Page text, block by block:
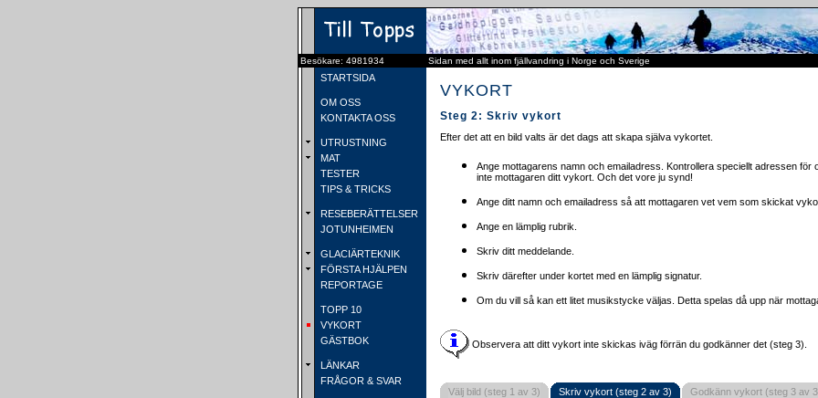
Besökare: 4981934 Sidan med allt inom fjällvandring i Norge och Sverige
STARTSIDA
OM OSS
KONTAKTA OSS
UTRUSTNING
MAT
TESTER
TIPS & TRICKS
RESEBERÄTTELSER
JOTUNHEIMEN
GLACIÄRTEKNIK
FÖRSTA HJÄLPEN
REPORTAGE
TOPP 10
VYKORT
GÄSTBOK
LÄNKAR
FRÅGOR & SVAR
VYKORT
Steg 2: Skriv vykort
Efter det att en bild valts är det dags att skapa själva vykortet.
Ange mottagarens namn och emailadress. Kontrollera speciellt adressen för
inte mottagaren ditt vykort. Och det vore ju synd!
Ange ditt namn och emailadress så att mottagaren vet vem som skickat
Ange en lämplig rubrik.
Skriv ditt meddelande.
Skriv därefter under kortet med en lämplig signatur.
Om du vill så kan ett litet musikstycke väljas. Detta spelas då upp när
Observera att ditt vykort inte skickas iväg förrän du godkänner det (steg 3).
Välj bild (steg 1 av 3) Skriv vykort (steg 2 av 3) Godkänn vykort (steg 3 av